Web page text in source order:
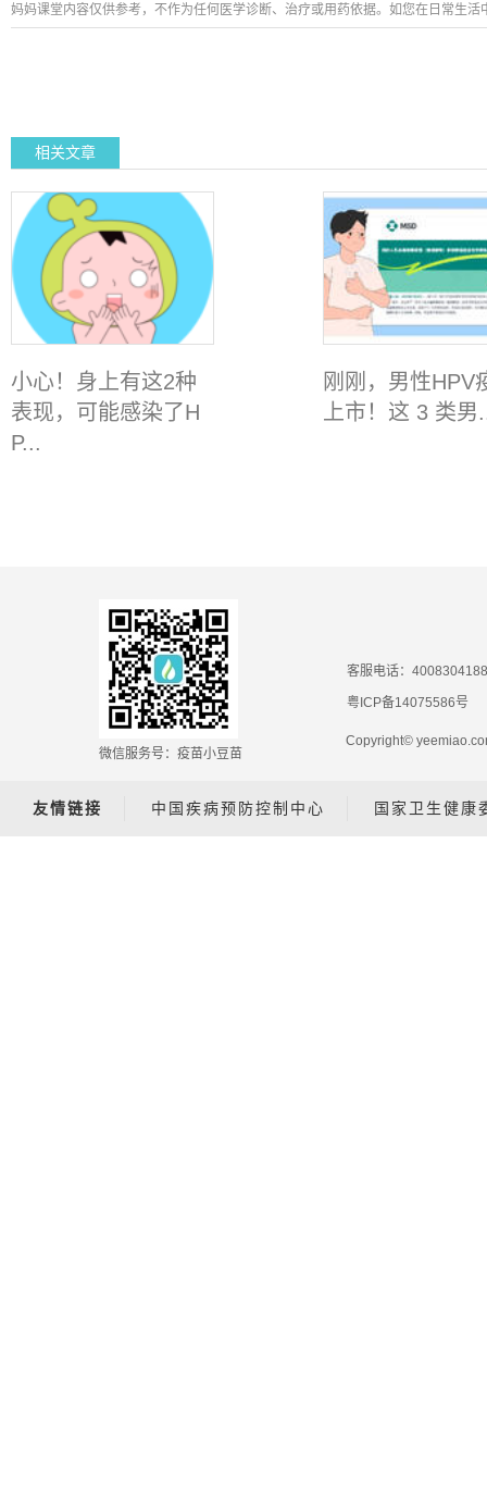
妈妈课堂内容仅供参考，不作为任何医学诊断、治疗或用药依据。如您在日常生
相关文章
小心！身上有这2种
表现，可能感染了H
P...
刚刚，男性HPV
上市！这 3 类男
微信服务号：疫苗小豆苗
客服电话：4008304188
粤ICP备14075586号
Copyright©
友情链接 中国疾病预防控制中心 国家卫生健康